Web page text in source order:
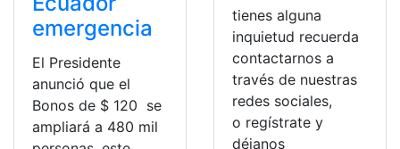
emergencia
El Presidente
anunció que el
Bonos de $ 120 se
ampliará a 480 mil
tienes alguna
inquietud recuerda
contactarnos a
través de nuestras
redes sociales,
o regístrate y
déjanos